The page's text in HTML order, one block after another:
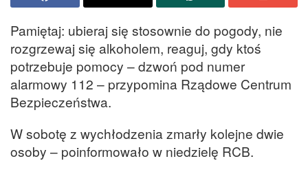
Pamiętaj: ubieraj się stosownie do pogody, nie
rozgrzewaj się alkoholem, reaguj, gdy ktoś
potrzebuje pomocy – dzwoń pod numer
alarmowy 112 – przypomina Rządowe Centrum
Bezpieczeństwa.
W sobotę z wychłodzenia zmarły kolejne dwie
osoby – poinformowało w niedzielę RCB.